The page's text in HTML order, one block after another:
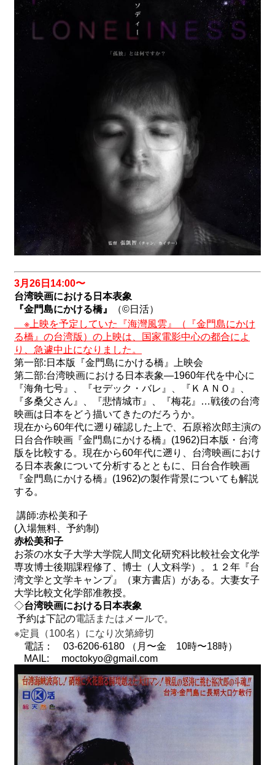
3月 26 日 14:00〜
台湾映画における日本表象
『金門島にかける橋』
（©日活）
※上映を予定していた『海灣風雲』（『金門島にかけ
る橋』の台湾版）の上映は、国家電影中心の都合によ
り、急遽中止になりました。
第一部: 日本版『金門島にかける橋』上映会
第二部:台湾映画における日本表象—1960年代を中心に
『海角七号』、『セデック・バレ』、『ＫＡＮＯ』、
『多桑父さん』、『悲情城市』、『梅花』…戦後の台湾
映画は日本をどう描いてきたのだろうか。
現在から60年代に遡り確認した上で、石原裕次郎主演の
日台合作映画『金門島にかける橋』 (1962)日本版・台湾
版を比較する。 現在から60年代に遡り、台湾映画におけ
る日本表象について分析するとともに、日台合作映画
『金門島にかける橋』 (1962)の製作背景についても解説
する。
講師:赤松美和子
(入場無料、予約制)
赤松美和子
お茶の水女子大学大学院人間文化研究科比較社会文化学
専攻博士後期課程修了、博士（人文科学）。１２年『台
湾文学と文学キャンプ』（東方書店）がある。大妻女子
大学比較文化学部准教授。
◇台湾映画における日本表象
予約は下記の電話またはメールで。
※定員（100名）になり次第締切
電話： 03-6206-6180 （月〜金 10時〜18時）
MAIL:
moctokyo@gmail.com